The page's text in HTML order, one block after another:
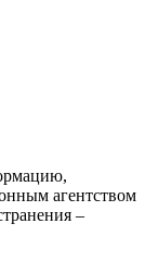
агентством
–